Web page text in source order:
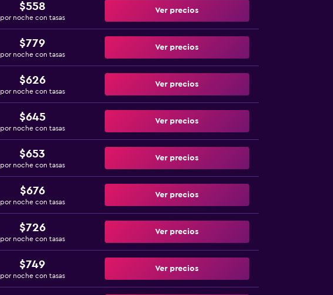
$558
por noche con tasas
Ver precios
$779
por noche con tasas
Ver precios
$626
por noche con tasas
Ver precios
$645
por noche con tasas
Ver precios
$653
por noche con tasas
Ver precios
$676
por noche con tasas
Ver precios
$726
por noche con tasas
Ver precios
$749
por noche con tasas
Ver precios